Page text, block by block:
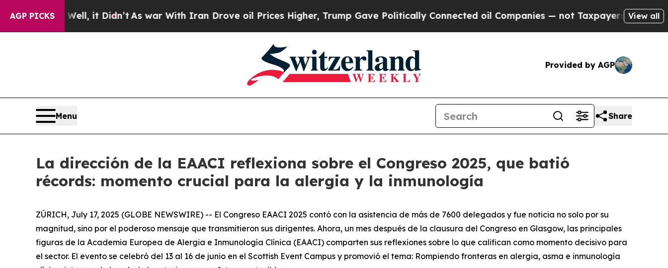
AGP PICKS
40%. Well, it Didn’tAs war With Iran Drove oil Prices Higher, Trump Gave Politically Connected oil Companies — not Taxpayers — the Chance
View all
Provided by AGP
Menu Share
La dirección de la EAACI reflexiona sobre el Congreso 2025, que batió
récords: momento crucial para la alergia y la inmunología
ZÚRICH, July 17, 2025 (GLOBE NEWSWIRE) -- El Congreso EAACI 2025 contó con la asistencia de más de 7600 delegados y fue noticia no solo por su
magnitud, sino por el poderoso mensaje que transmitieron sus dirigentes. Ahora, un mes después de la clausura del Congreso en Glasgow, las principales
figuras de la Academia Europea de Alergia e Inmunología Clínica (EAACI) comparten sus reflexiones sobre lo que califican como momento decisivo para
el sector. El evento se celebró del 13 al 16 de junio en el Scottish Event Campus y promovió el tema: Rompiendo fronteras en alergia, asma e inmunología